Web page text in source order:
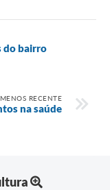
do bairro
RECENTE
na saúde